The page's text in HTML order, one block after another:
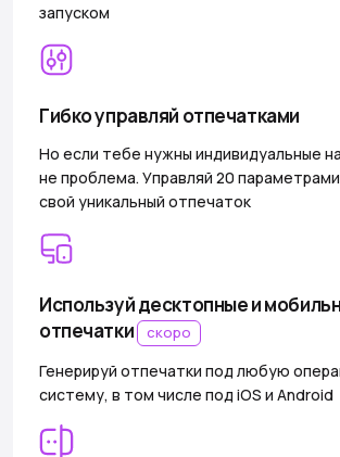
запуском
Гибко управляй отпечатками
Но если тебе нужны индивидуальные
не проблема. Управляй 20
свой уникальный отпечаток
Используй десктопные и
отпечатки
скоро
Генерируй отпечатки под любую
систему, в том числе под iOS и Android